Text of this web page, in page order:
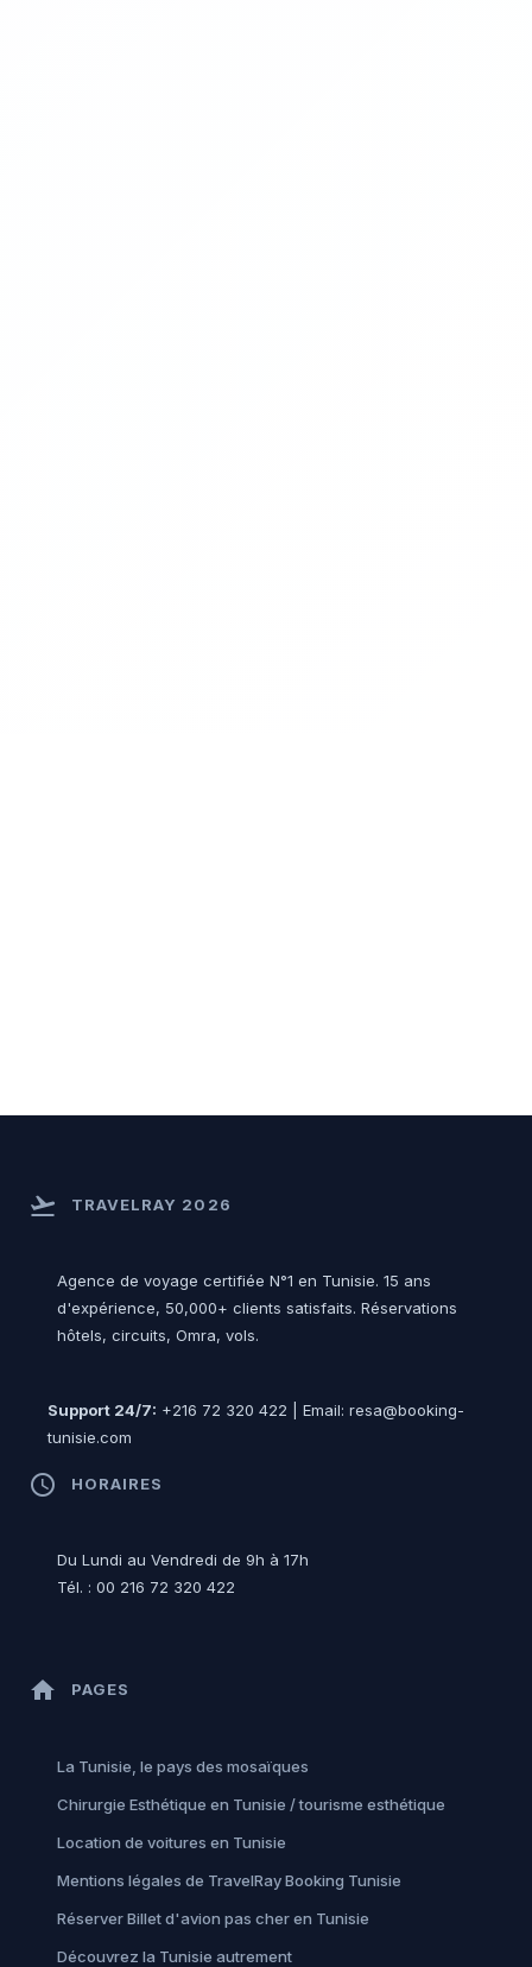
flight_takeoff TRAVELRAY 2026
Agence de voyage certifiée N°1 en Tunisie. 15 ans
d'expérience, 50,000+ clients satisfaits. Réservations
hôtels, circuits, Omra, vols.
Support 24/7: +216 72 320 422 | Email: resa@booking-
tunisie.com
access_time HORAIRES
Du Lundi au Vendredi de 9h à 17h
Tél. : 00 216 72 320 422
home PAGES
La Tunisie, le pays des mosaïques
Chirurgie Esthétique en Tunisie / tourisme esthétique
Location de voitures en Tunisie
Mentions légales de TravelRay Booking Tunisie
Réserver Billet d'avion pas cher en Tunisie
Découvrez la Tunisie autrement